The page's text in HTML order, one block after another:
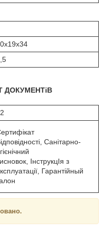
ДОКУМЕНТіВ
Санітарно-
ІнструкцІя з
Гарантійный